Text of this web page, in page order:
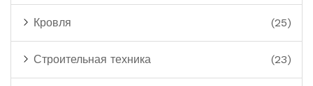
Кровля (25)
Строительная техника (23)